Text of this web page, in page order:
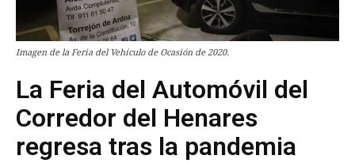
Imagen de la Feria del Vehículo de Ocasión de 2020.
La Feria del Automóvil del
Corredor del Henares
regresa tras la pandemia